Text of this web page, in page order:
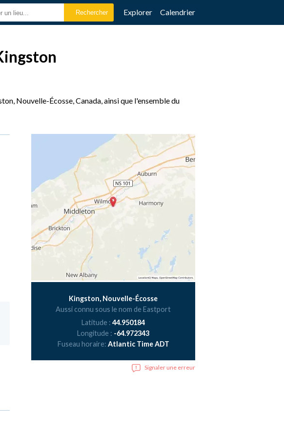
Explorer Calendrier
Nouvelle-Écosse, Canada, ainsi que l'ensemble du
Kingston, Nouvelle-Écosse
Aussi connu sous le nom de Eastport
Latitude : 44.950184
Longitude : -64.972343
Fuseau horaire: Atlantic Time ADT
Signaler une erreur